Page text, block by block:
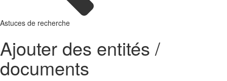
Astuces de recherche
Ajouter des entités /
documents